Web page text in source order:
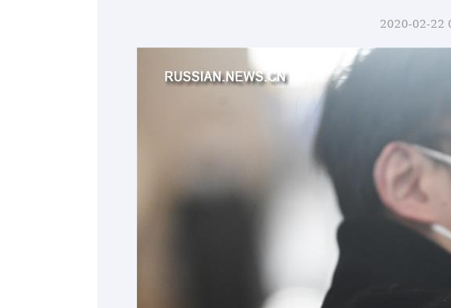
2020-02-22